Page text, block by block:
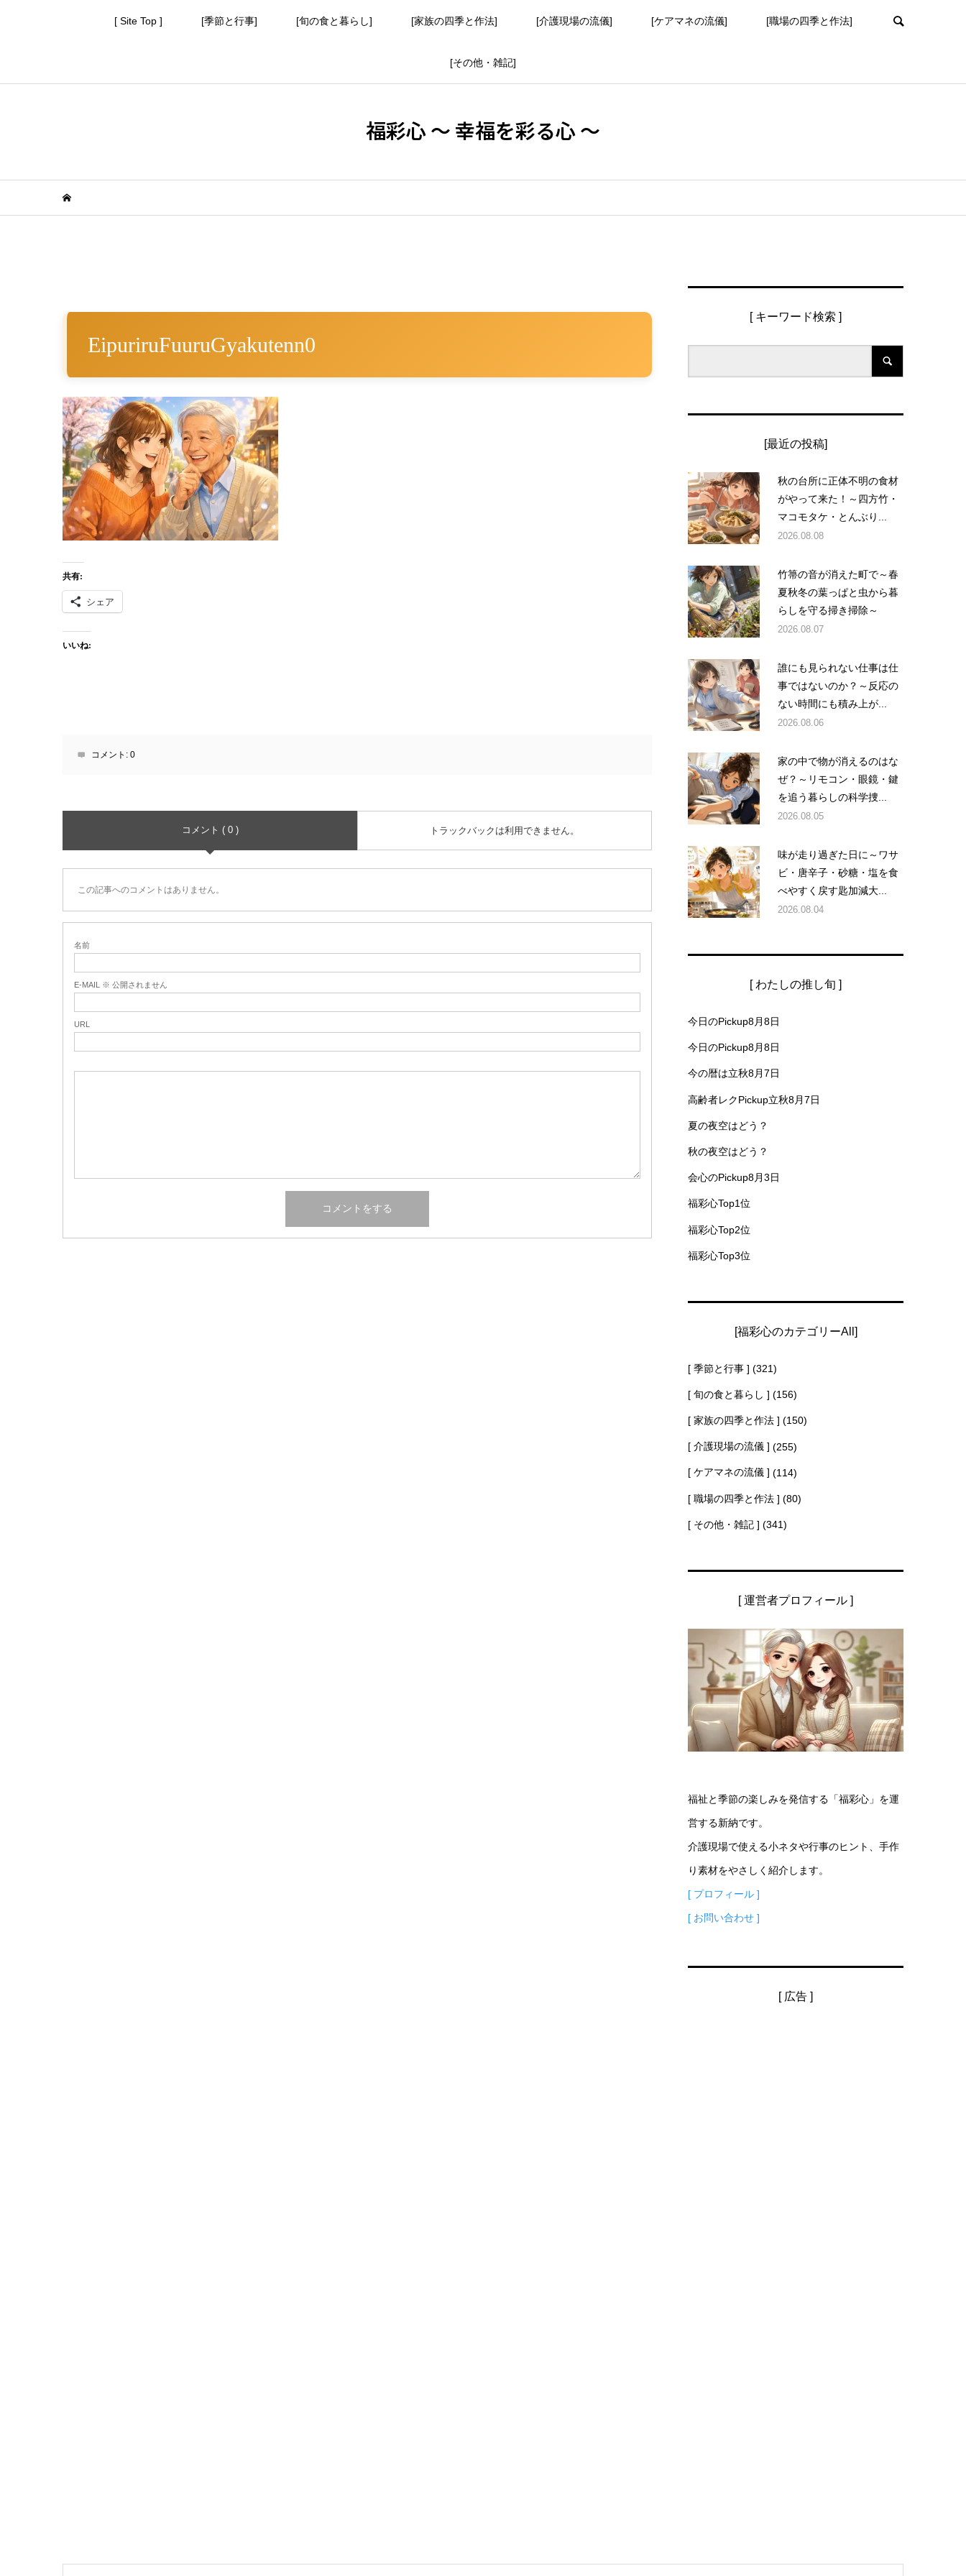
[ Site Top ] [季節と行事] [旬の食と暮らし] [家族の四季と作法] [介護現場の流儀] [ケアマネの流儀] [職場の四季と作法]
[その他・雑記]
福彩心 ～ 幸福を彩る心 ～
EipuriruFuuruGyakutenn0
共有:
シェア
いいね:
コメント: 0
コメント ( 0 ) トラックバックは利用できません。
この記事へのコメントはありません。
名前
E-MAIL ※ 公開されません
URL
[ キーワード検索 ]
[最近の投稿]
秋の台所に正体不明の食材
がやって来た！～四方竹・
マコモタケ・とんぶり...
2026.08.08
竹箒の音が消えた町で～春
夏秋冬の葉っぱと虫から暮
らしを守る掃き掃除～
2026.08.07
誰にも見られない仕事は仕
事ではないのか？～反応の
ない時間にも積み上が...
2026.08.06
家の中で物が消えるのはな
ぜ？～リモコン・眼鏡・鍵
を追う暮らしの科学捜...
2026.08.05
味が走り過ぎた日に～ワサ
ビ・唐辛子・砂糖・塩を食
べやすく戻す匙加減大...
2026.08.04
[ わたしの推し旬 ]
今日のPickup8月8日
今日のPickup8月8日
今の暦は立秋8月7日
高齢者レクPickup立秋8月7日
夏の夜空はどう？
秋の夜空はどう？
会心のPickup8月3日
福彩心Top1位
福彩心Top2位
福彩心Top3位
[福彩心のカテゴリーAll]
[ 季節と行事 ] (321)
[ 旬の食と暮らし ] (156)
[ 家族の四季と作法 ] (150)
[ 介護現場の流儀 ] (255)
[ ケアマネの流儀 ] (114)
[ 職場の四季と作法 ] (80)
[ その他・雑記 ] (341)
[ 運営者プロフィール ]
福祉と季節の楽しみを発信する「福彩心」を運
営する新納です。
介護現場で使える小ネタや行事のヒント、手作
り素材をやさしく紹介します。
[ プロフィール ]
[ お問い合わせ ]
[ 広告 ]